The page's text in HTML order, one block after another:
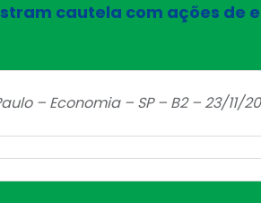
cautela com ações de
– Economia – SP – B2 – 23/11/